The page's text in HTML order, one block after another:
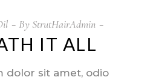
By StrutHairAdmin
IT ALL
dolor sit amet, odio